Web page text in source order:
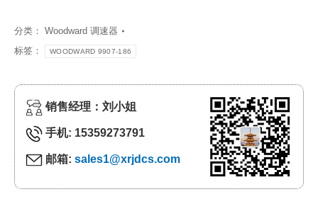
分类： Woodward 调速器
标签：
WOODWARD 9907-186
销售经理：刘小姐
手机: 15359273791
邮箱: sales1@xrjdcs.com